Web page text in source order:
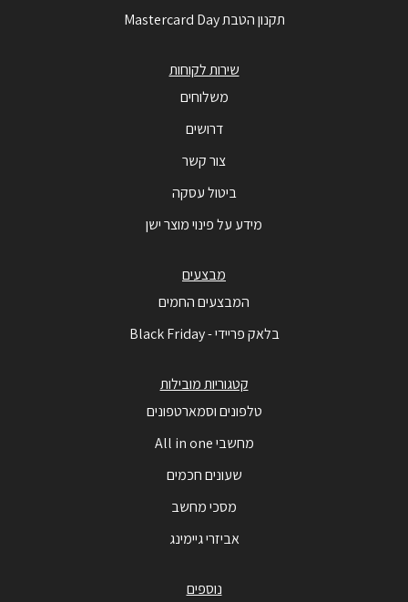
תקנון הטבת Mastercard Day
שירות לקוחות
משלוחים
דרושים
צור קשר
ביטול עסקה
מידע על פינוי מוצר ישן
מבצעים
המבצעים החמים
בלאק פריידי - Black Friday
קטגוריות מובילות
טלפונים וסמארטפונים
מחשבי All in one
שעונים חכמים
מסכי מחשב
אביזרי גיימינג
נוספים